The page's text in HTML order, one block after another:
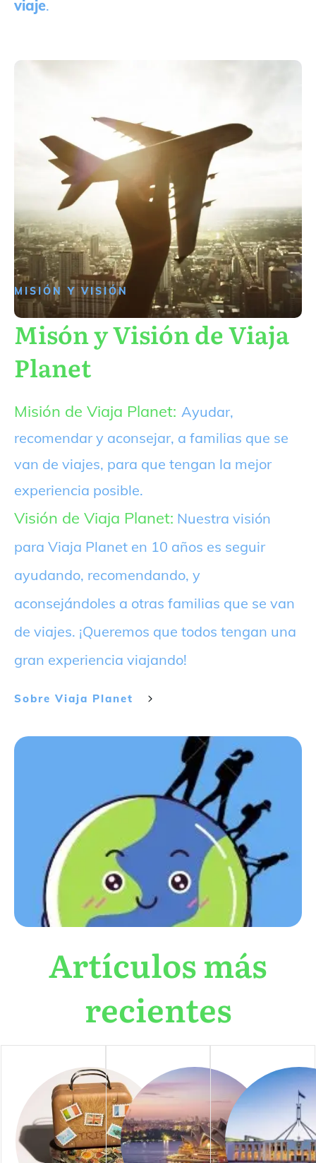
viaje.
MISIÓN Y VISIÓN
Misón y Visión de Viaja
Planet
Misión de Viaja Planet: Ayudar,
recomendar y aconsejar, a familias que se
van de viajes, para que tengan la mejor
experiencia posible.
Visión de Viaja Planet: Nuestra visión
para Viaja Planet en 10 años es seguir
ayudando, recomendando, y
aconsejándoles a otras familias que se van
de viajes. ¡Queremos que todos tengan una
gran experiencia viajando!
Sobre Viaja Planet
Artículos más
recientes